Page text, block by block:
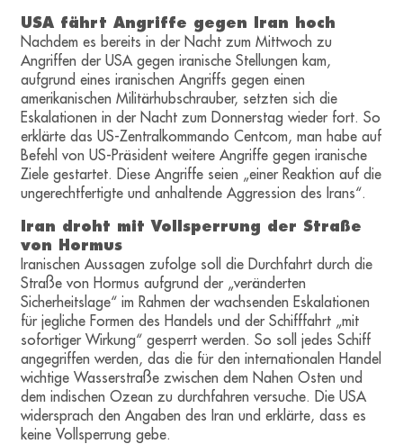
USA fährt Angriffe gegen Iran hoch
Nachdem es bereits in der Nacht zum Mittwoch zu
Angriffen der USA gegen iranische Stellungen kam,
aufgrund eines iranischen Angriffs gegen einen
amerikanischen Militärhubschrauber, setzten sich die
Eskalationen in der Nacht zum Donnerstag wieder fort. So
erklärte das US-Zentralkommando Centcom, man habe auf
Befehl von US-Präsident weitere Angriffe gegen iranische
Ziele gestartet. Diese Angriffe seien „einer Reaktion auf die
ungerechtfertigte und anhaltende Aggression des Irans“.
Iran droht mit Vollsperrung der Straße
von Hormus
Iranischen Aussagen zufolge soll die Durchfahrt durch die
Straße von Hormus aufgrund der „veränderten
Sicherheitslage“ im Rahmen der wachsenden Eskalationen
für jegliche Formen des Handels und der Schifffahrt „mit
sofortiger Wirkung“ gesperrt werden. So soll jedes Schiff
angegriffen werden, das die für den internationalen Handel
wichtige Wasserstraße zwischen dem Nahen Osten und
dem indischen Ozean zu durchfahren versuche. Die USA
widersprach den Angaben des Iran und erklärte, dass es
keine Vollsperrung gebe.